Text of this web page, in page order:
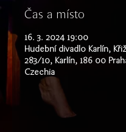
Čas a místo
16. 3. 2024 19:00
Hudební divadlo Karlín,
283/10, Karlín, 186 00
Czechia